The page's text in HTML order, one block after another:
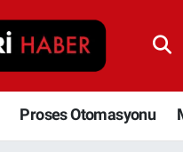
Proses Otomasyonu